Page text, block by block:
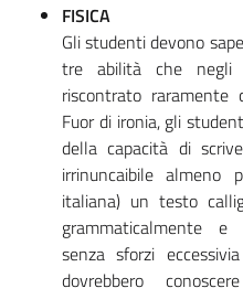
FISICA
Gli studenti devono
tre abilità che negli
riscontrato raramente
Fuor di ironia, gli
della capacità di
irrinuncaibile
italiana) un testo
grammaticalmente e
senza sforzi
dovrebbero